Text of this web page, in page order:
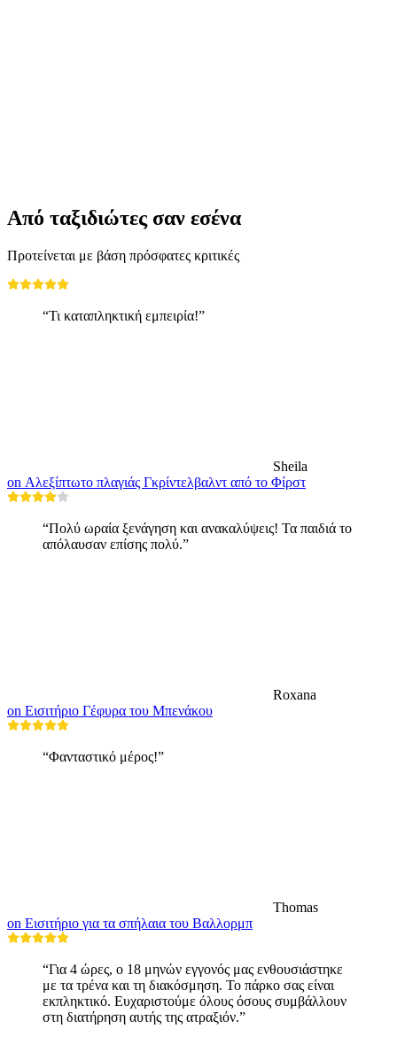
Από ταξιδιώτες σαν εσένα
Προτείνεται με βάση πρόσφατες κριτικές
“Τι καταπληκτική εμπειρία!”
Sheila
on Αλεξίπτωτο πλαγιάς Γκρίντελβαλντ από το Φίρστ
“Πολύ ωραία ξενάγηση και ανακαλύψεις! Τα παιδιά το
απόλαυσαν επίσης πολύ.”
Roxana
on Εισιτήριο Γέφυρα του Μπενάκου
“Φανταστικό μέρος!”
Thomas
on Εισιτήριο για τα σπήλαια του Βαλλορμπ
“Για 4 ώρες, ο 18 μηνών εγγονός μας ενθουσιάστηκε
με τα τρένα και τη διακόσμηση. Το πάρκο σας είναι
εκπληκτικό. Ευχαριστούμε όλους όσους συμβάλλουν
στη διατήρηση αυτής της ατραξιόν.”